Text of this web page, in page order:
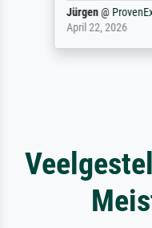
Jürgen@
April 22, 2026